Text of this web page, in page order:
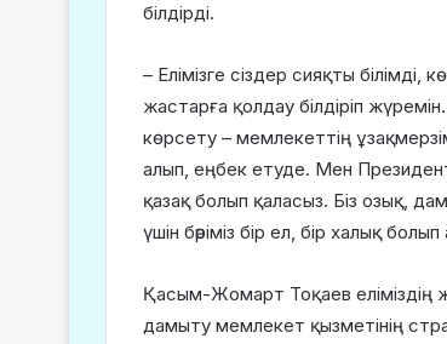
білдірді.
– Елімізге сіздер сияқты
жастарға қолдау білдіріп
көрсету – мемлекеттің
алып, еңбек етуде. Мен
қазақ болып қаласыз. Біз озық,
үшін бәріміз бір ел, бір халық
Қасым-Жомарт Тоқаев еліміздің
дамыту мемлекет қызметінің